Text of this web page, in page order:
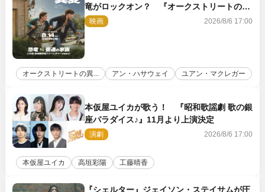
竜がロックオン？ 『オークストリートの異
変』新ビジュアル＆本編映像初解禁
映画 2026/8/6 17:00
オークストリートの異... アン・ハサウェイ ユアン・マクレガー
本仮屋ユイカが歌う！ 『昭和歌謡劇 歌の銀
座パラダイス♪』11月より上演決定
演劇 2026/8/6 17:00
本仮屋ユイカ 高垣彩陽 工藤晴香
『シェルター』ジェイソン・ステイサムが圧